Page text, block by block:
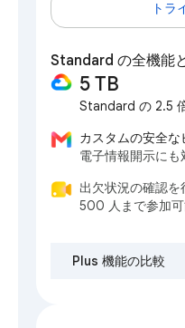
トラ
Standard の全機能
5 TB
Standard の 2.5
カスタムの安全
電子情報開示にも
出欠状況の確認
500 人まで参加
Plus 機能の比較